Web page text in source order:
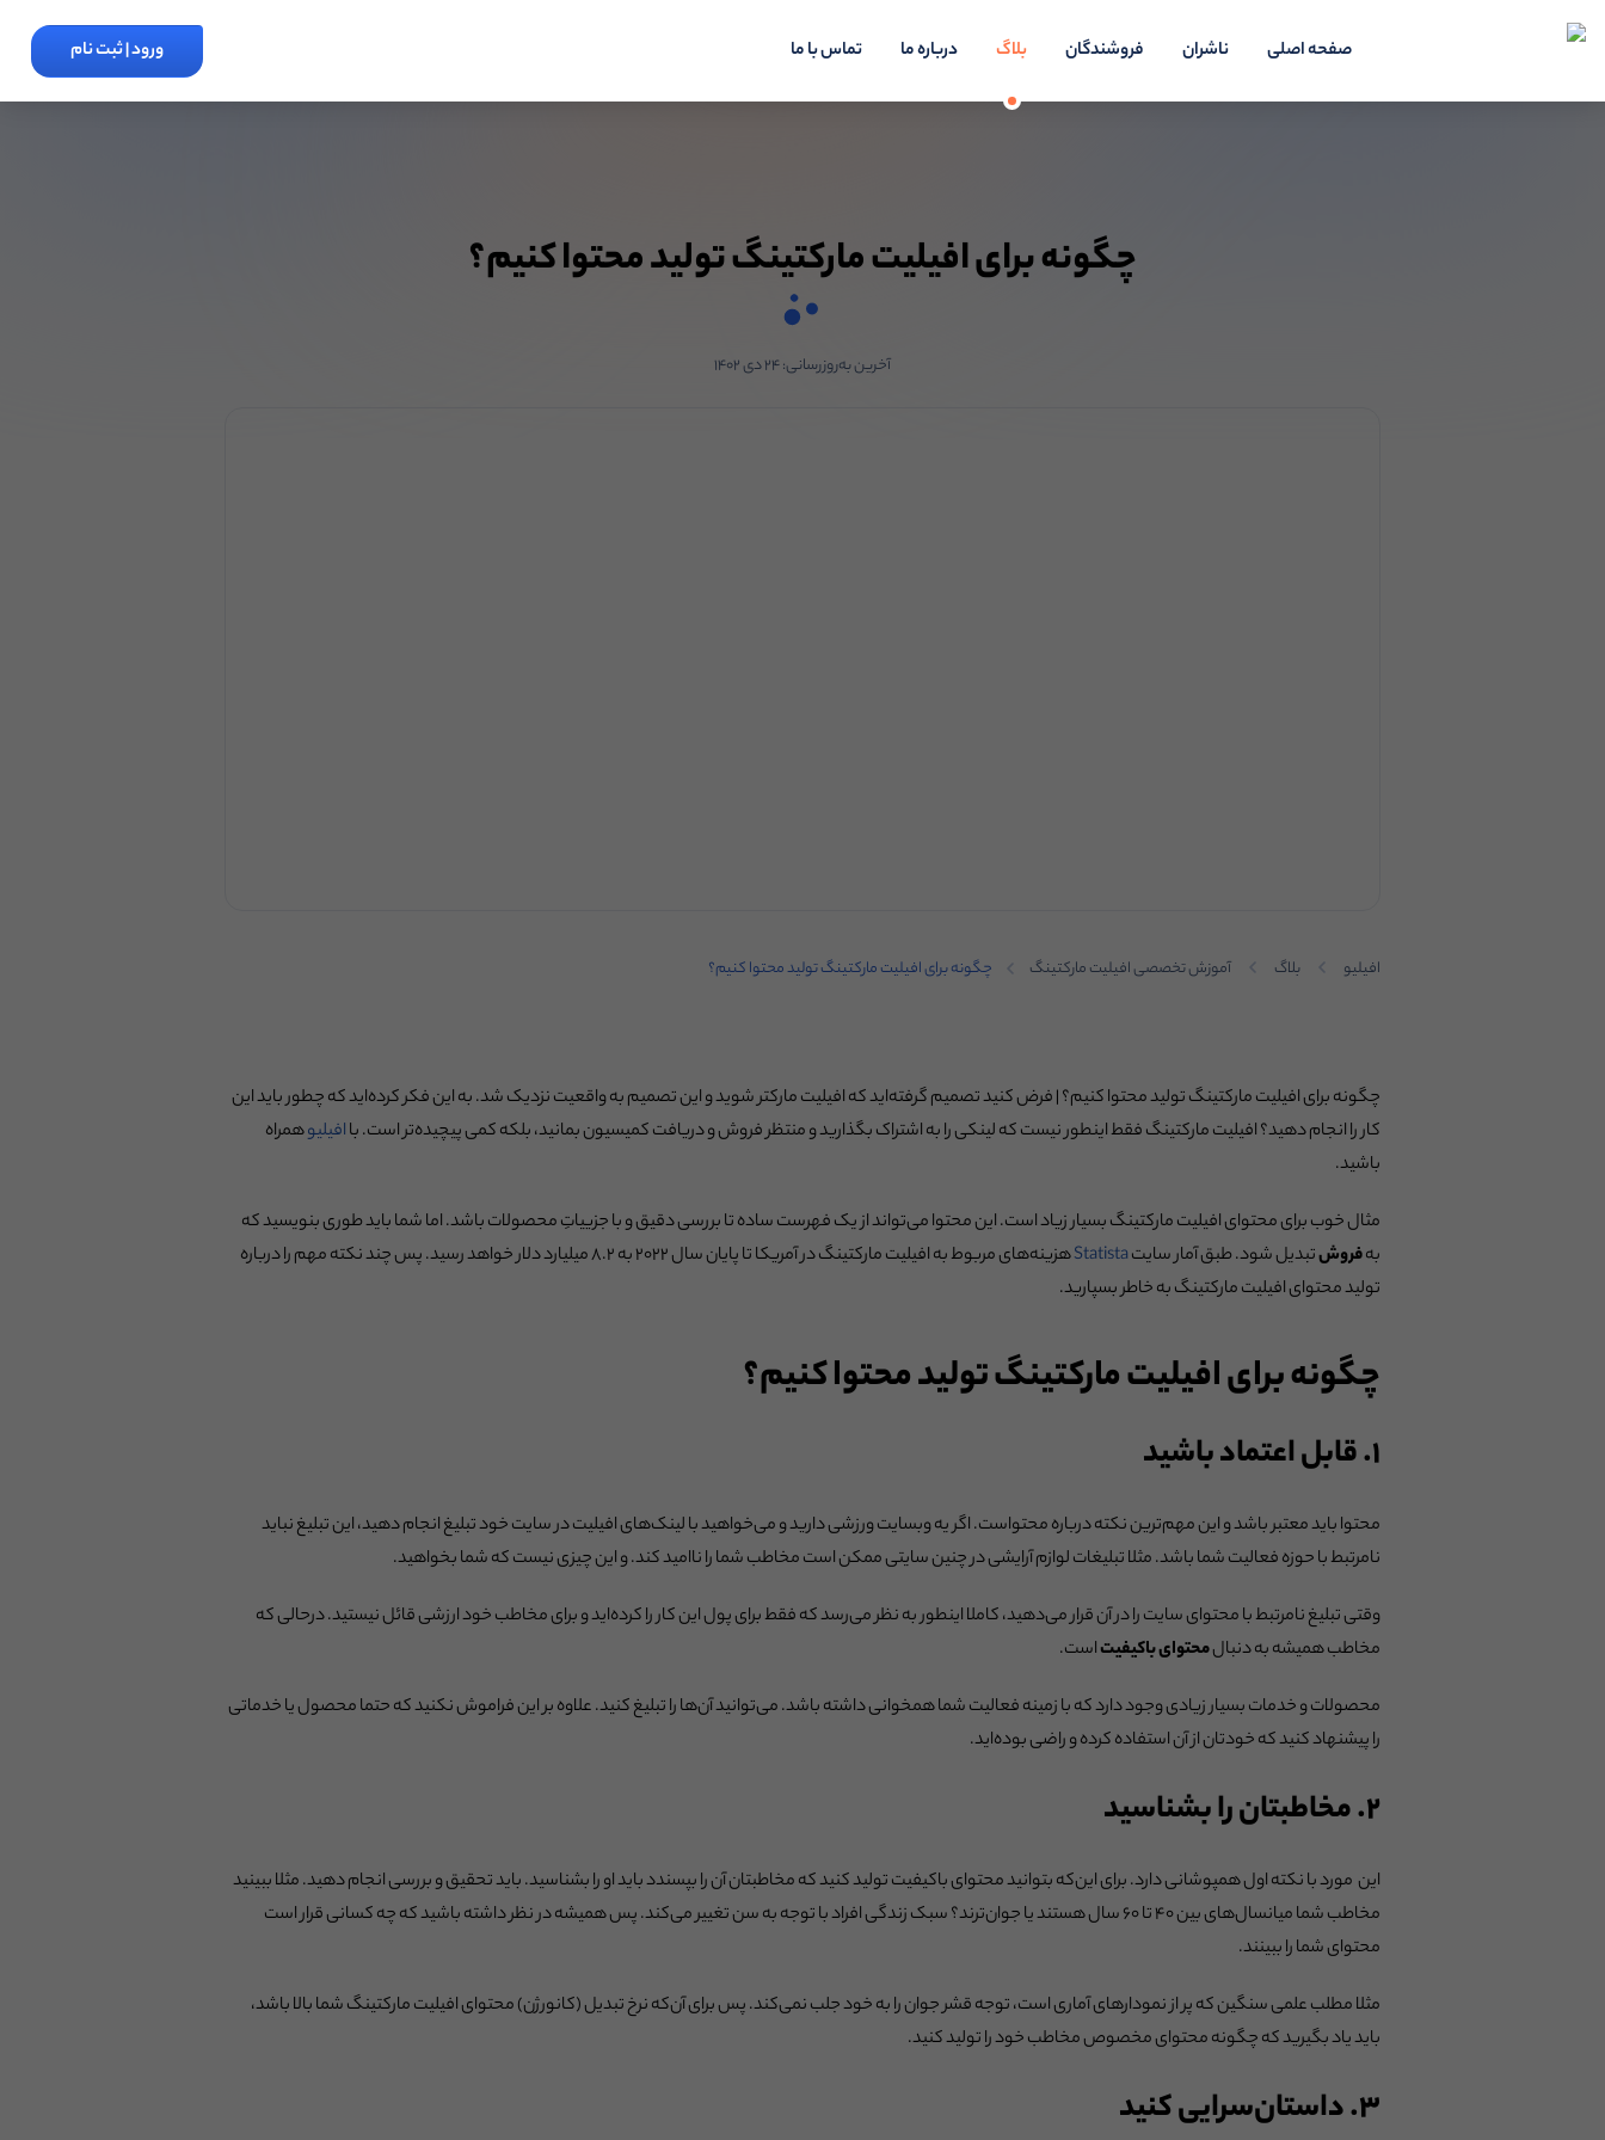
صفحه اصلی ناشران فروشندگان بلاگ درباره ما تماس با ما ورود | ثبت نام
چگونه برای افیلیت مارکتینگ تولید محتوا کنیم؟
آخرین به‌روزرسانی:۲۴ دی ۱۴۰۲
افیلیو بلاگ آموزش تخصصی افیلیت مارکتینگ چگونه برای افیلیت مارکتینگ تولید محتوا کنیم؟
چگونه برای افیلیت مارکتینگ تولید محتوا کنیم؟ | فرض کنید تصمیم گرفته‌اید که افیلیت مارکتر شوید و این تصمیم به واقعیت نزدیک شد. به این فکر کرده‌اید که چطور باید این
کار را انجام دهید؟ افیلیت مارکتینگ فقط اینطور نیست که لینکی را به اشتراک بگذارید و منتظر فروش و دریافت کمیسیون بمانید، بلکه کمی پیچیده‌تر است. باافیلیوهمراه
باشید.
مثال خوب برای محتوای افیلیت مارکتینگ بسیار زیاد است. این محتوا می‌تواند از یک فهرست ساده تا بررسی دقیق و با جزییاتِ محصولات باشد. اما شما باید طوری بنویسید که
بهفروشتبدیل شود. طبق آمار سایتStatista
هزینه‌های مربوط به افیلیت مارکتینگ در آمریکا تا پایان سال ۲۰۲۲ به ۸.۲ میلیارد دلار خواهد رسید. پس چند نکته مهم را درباره
تولید محتوای افیلیت مارکتینگ به خاطر بسپارید.
چگونه برای افیلیت مارکتینگ تولید محتوا کنیم؟
۱. قابل اعتماد باشید
محتوا باید معتبر باشد و این مهم‌ترین نکته درباره محتواست. اگر یه وبسایت ورزشی دارید و می‌خواهید با لینک‌های افیلیت در سایت خود تبلیغ انجام دهید، این تبلیغ نباید
نامرتبط با حوزه فعالیت شما باشد. مثلا تبلیغات لوازم آرایشی در چنین سایتی ممکن است مخاطب شما را ناامید کند. و این چیزی نیست که شما بخواهید.
وقتی تبلیغ نامرتبط با محتوای سایت را در آن قرار می‌دهید، کاملا اینطور به نظر می‌رسد که فقط برای پول این کار را کرده‌اید و برای مخاطب خود ارزشی قائل نیستید. درحالی که
مخاطب همیشه به دنبالمحتوای باکیفیتاست.
محصولات و خدمات بسیار زیادی وجود دارد که با زمینه فعالیت شما همخوانی داشته باشد. می‌توانید آن‌ها را تبلیغ کنید. علاوه بر این فراموش نکنید که حتما محصول یا خدماتی
را پیشنهاد کنید که خودتان از آن استفاده کرده و راضی بوده‌اید.
۲. مخاطبتان را بشناسید
این مورد با نکته اول همپوشانی دارد. برای این‌که بتوانید محتوای باکیفیت تولید کنید که مخاطبتان آن را بپسندد باید او را بشناسید. باید تحقیق و بررسی انجام دهید. مثلا ببینید
مخاطب شما میانسال‌های بین ۴۰ تا ۶۰ سال هستند یا جوان‌ترند؟ سبک زندگی افراد با توجه به سن تغییر می‌کند. پس همیشه در نظر داشته باشید که چه کسانی قرار است
محتوای شما را ببینند.
مثلا مطلب علمی سنگین که پر از نمودارهای آماری است، توجه قشر جوان را به خود جلب نمی‌کند. پس برای آن‌که نرخ تبدیل (کانورژن) محتوای افیلیت مارکتینگ شما بالا باشد،
باید یاد بگیرید که چگونه محتوای مخصوص مخاطب خود را تولید کنید.
۳. داستان‌سرایی کنید